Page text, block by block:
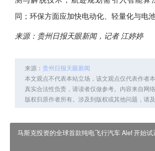
同；环保方面应加快电动化、轻量化与电池
来源：贵州日报天眼新闻，记者 江婷婷
来源： 贵州日报天眼新闻
本文观点不代表本站立场，该文观点仅代表作者
真实合法性负责，请读者仅做参考。内容来自网
版权归原作者所有。涉及到版权或其他问题，请及
马斯克投资的全球首款纯电飞行